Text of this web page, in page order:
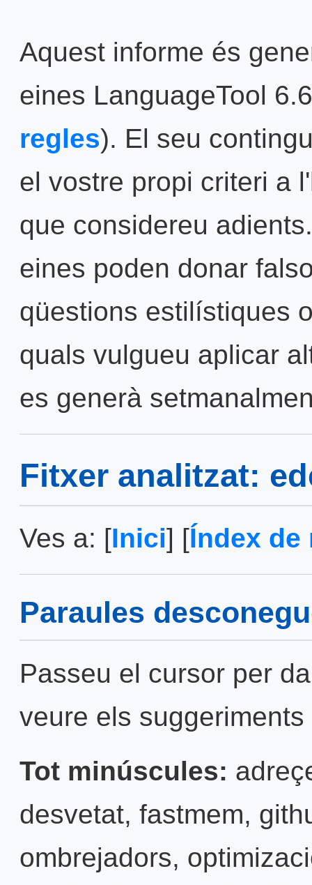
Aquest informe és
eines LanguageTool
regles). El seu
el vostre propi criteri a
que considereu
eines poden donar
qüestions estilístiques
quals vulgueu aplicar
es generà
Fitxer analitzat:
Ves a: [Inici] [Índex de
Paraules
Passeu el cursor per
veure els
Tot minúscules:
desvetat, fastmem,
ombrejadors,